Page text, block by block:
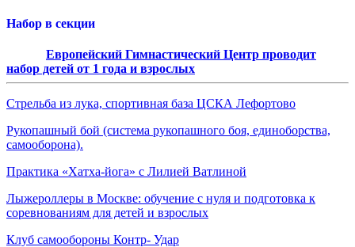
Набор в секции
Европейский Гимнастический Центр проводит
набор детей от 1 года и взрослых
Стрельба из лука, спортивная база ЦСКА Лефортово
Рукопашный бой (система рукопашного боя, единоборства,
самооборона).
Практика «Хатха-йога» с Лилией Ватлиной
Лыжероллеры в Москве: обучение с нуля и подготовка к
соревнованиям для детей и взрослых
Клуб самообороны Контр- Удар